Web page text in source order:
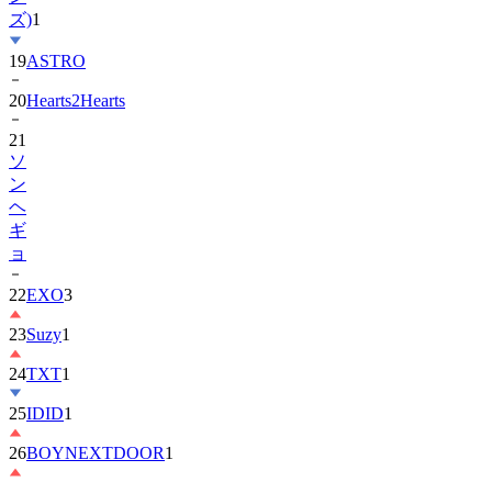
ズ)1
19ASTRO
20Hearts2Hearts
21
ソ
ン
ヘ
ギ
ョ
22EXO3
23Suzy1
24TXT1
25IDID1
26BOYNEXTDOOR1